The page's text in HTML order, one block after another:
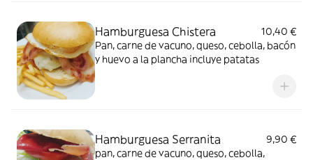
Hamburguesa Chistera
10,40 €
Pan, carne de vacuno, queso, cebolla, bacón
y huevo a la plancha incluye patatas
Hamburguesa Serranita
9,90 €
pan, carne de vacuno, queso, cebolla,